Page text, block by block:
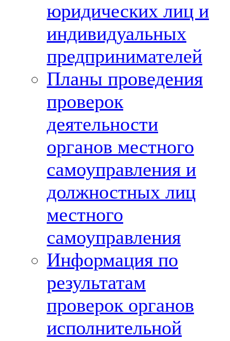
юридических лиц и
индивидуальных
предпринимателей
Планы проведения
проверок
деятельности
органов местного
самоуправления и
должностных лиц
местного
самоуправления
Информация по
результатам
проверок органов
исполнительной